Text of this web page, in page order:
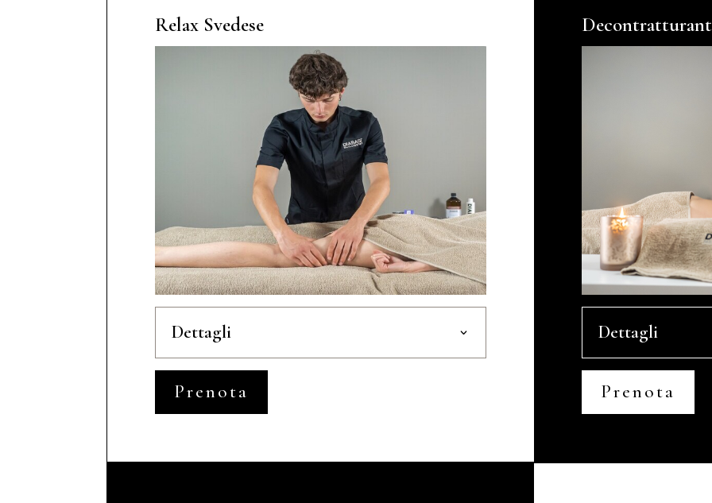
Relax Svedese
Dettagli
Prenota
Dettagli
Prenota